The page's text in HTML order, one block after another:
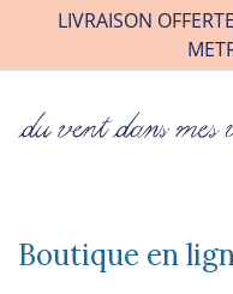
INFOS
CONTACT
LIVRAISON
Boutique en